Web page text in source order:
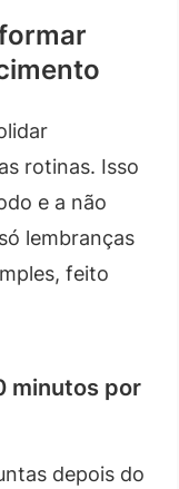
rotinas. Isso
e a não
lembranças
feito
minutos por
depois do